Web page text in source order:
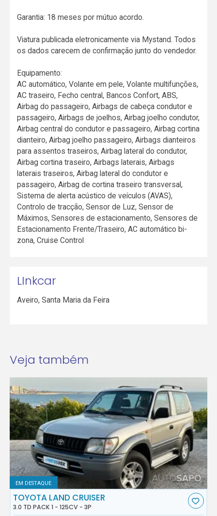
Garantia: 18 meses por mútuo acordo.
Viatura publicada eletronicamente via Mystand. Todos
os dados carecem de confirmação junto do vendedor.
Equipamento:
AC automático, Volante em pele, Volante multifunções,
AC traseiro, Fecho central, Bancos Confort, ABS,
Airbag do passageiro, Airbags de cabeça condutor e
passageiro, Airbags de joelhos, Airbag joelho condutor,
Airbag central do condutor e passageiro, Airbag cortina
dianteiro, Airbag joelho passageiro, Airbags dianteiros
para assentos traseiros, Airbag lateral do condutor,
Airbag cortina traseiro, Airbags laterais, Airbags
laterais traseiros, Airbag lateral do condutor e
passageiro, Airbag de cortina traseiro transversal,
Sistema de alerta acústico de veículos (AVAS),
Controlo de tracção, Sensor de Luz, Sensor de
Máximos, Sensores de estacionamento, Sensores de
Estacionamento Frente/Traseiro, AC automático bi-
zona, Cruise Control
LInkcar
Aveiro,Santa Maria da Feira
Veja também
EM DESTAQUE
TOYOTA LAND CRUISER
3.0 TD PACK 1 - 125CV - 3P